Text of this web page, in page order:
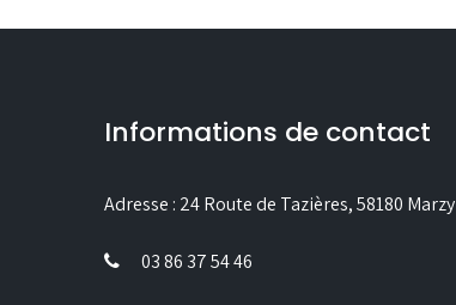
Informations de contact
Adresse : 24 Route de Tazières, 58180 Marzy
03 86 37 54 46